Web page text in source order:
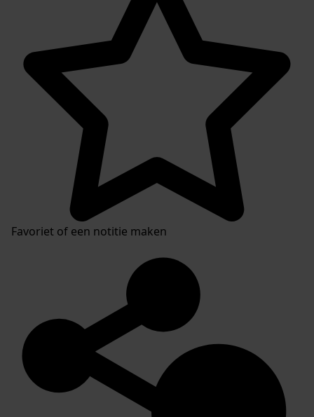
Favoriet of een notitie maken